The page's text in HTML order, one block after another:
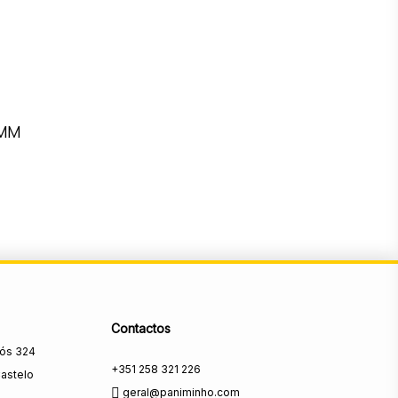
324
Contactos
+351 258 321 226
geral@paniminho.com